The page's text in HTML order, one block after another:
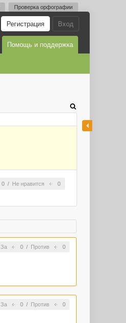
Проверка орфографии
Вход
Регистрация
Помощь и поддержка
0 / Не нравится 0
За 0/ Против 0
За 0/ Против 0